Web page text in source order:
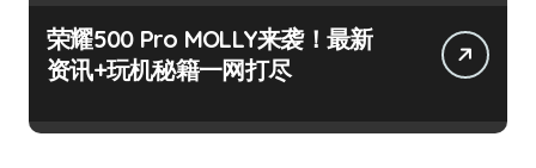
荣耀500 Pro MOLLY来袭！最新
资讯+玩机秘籍一网打尽